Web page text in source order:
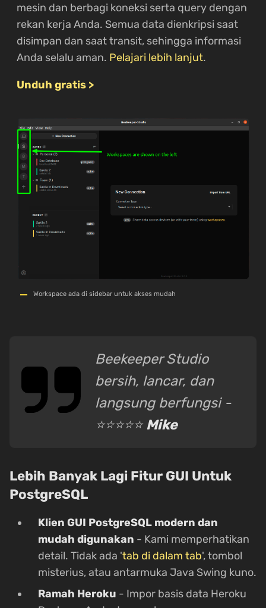
mesin dan berbagi koneksi serta query dengan
rekan kerja Anda. Semua data dienkripsi saat
disimpan dan saat transit, sehingga informasi
Anda selalu aman. Pelajari lebih lanjut.
Unduh gratis >
Workspace ada di sidebar untuk akses mudah
Beekeeper Studio
bersih, lancar, dan
langsung berfungsi -
⭐⭐⭐⭐⭐ Mike
Lebih Banyak Lagi Fitur GUI Untuk
PostgreSQL
Klien GUI PostgreSQL modern dan
mudah digunakan - Kami memperhatikan
detail. Tidak ada 'tab di dalam tab', tombol
misterius, atau antarmuka Java Swing kuno.
Ramah Heroku - Impor basis data Heroku